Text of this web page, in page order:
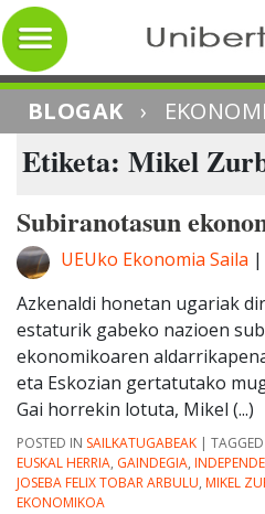
BLOGAK ›
Etiketa: Mikel
Subiranotasun
UEUko Ekonomia Saila |
Azkenaldi honetan ugariak
estaturik gabeko nazioen
ekonomikoaren
eta Eskozian gertatutako
Gai horrekin lotuta, Mikel (...)
POSTED IN SAILKATUGABEAK | TAGGED
EUSKAL HERRIA, GAINDEGIA,
JOSEBA FELIX TOBAR ARBULU, MIKEL
EKONOMIKOA